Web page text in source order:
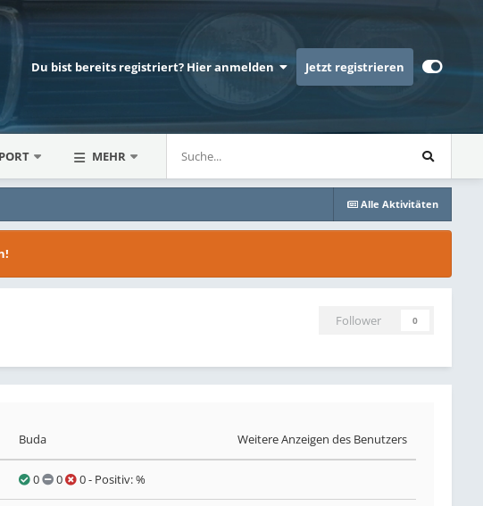
Du bist bereits registriert? Hier anmelden Jetzt registrieren
MEHR
Alle Aktivitäten
Follower 0
Buda Weitere Anzeigen des Benutzers
0 0 0- Positiv: %